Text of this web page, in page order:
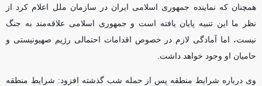
همچنان که نماینده جمهوری اسلامی ایران در سازمان ملل اعلام کرد از
نظر ما این تنبیه پایان یافته است و جمهوری اسلامی علاقه‌مند به جنگ
نیست، اما آمادگی لازم در خصوص اقدامات احتمالی رژیم صهیونیستی و
حامیان او وجود خواهد داشت.
وی درباره شرایط منطقه پس از حمله شب گذشته افزود: شرایط منطقه